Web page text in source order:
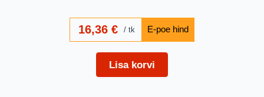
16,36 € tk
Lisa korvi